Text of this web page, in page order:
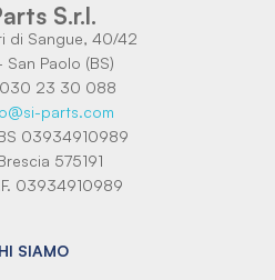
S.r.l.
di Sangue, 40/42
Paolo (BS)
23 30 088
parts.com
03934910989
575191
03934910989
SIAMO